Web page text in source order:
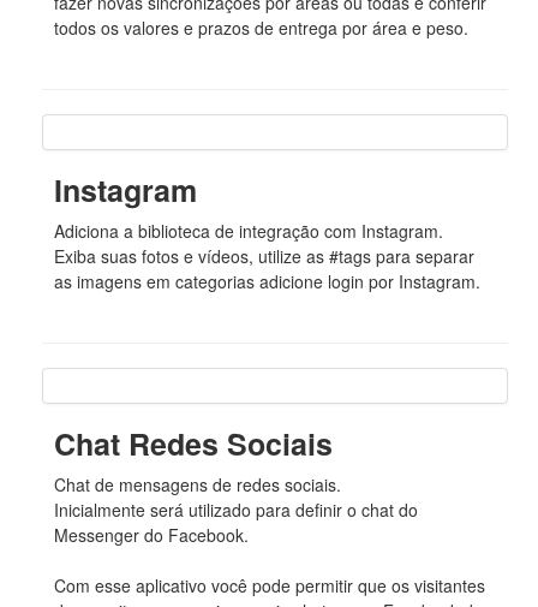
todos os valores e prazos de entrega por área e peso.
Instagram
Adiciona a biblioteca de integração com Instagram.
Exiba suas fotos e vídeos, utilize as #tags para separar
as imagens em categorias adicione login por Instagram.
Chat Redes Sociais
Chat de mensagens de redes sociais.
Inicialmente será utilizado para definir o chat do
Messenger do Facebook.
Com esse aplicativo você pode permitir que os visitantes